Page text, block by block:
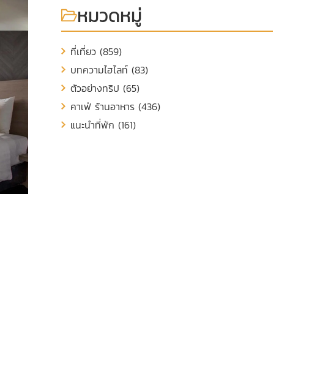
หมวดหมู่
ที่เที่ยว (859)
บทความไฮไลท์ (83)
ตัวอย่างทริป (65)
คาเฟ่ ร้านอาหาร (436)
แนะนำที่พัก (161)